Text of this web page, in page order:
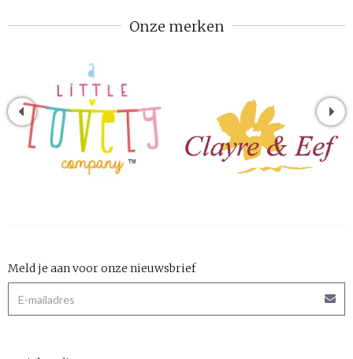
Onze merken
Meld je aan voor onze nieuwsbrief